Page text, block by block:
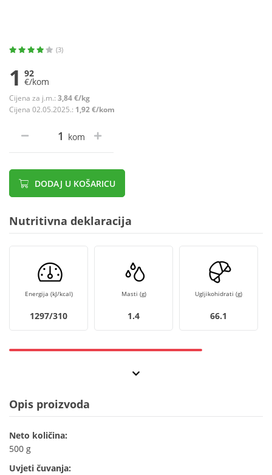
(3)
1 92
€/kom
Cijena za j.m.: 3,84 €/kg
Cijena 02.05.2025.: 1,92 €/kom
kom
DODAJ U KOŠARICU
Nutritivna deklaracija
Energija (kJ/kcal)
1297/310
Masti (g)
1.4
Ugljikohidrati (g)
66.1
Opis proizvoda
Neto količina:
500 g
Uvjeti čuvanja: